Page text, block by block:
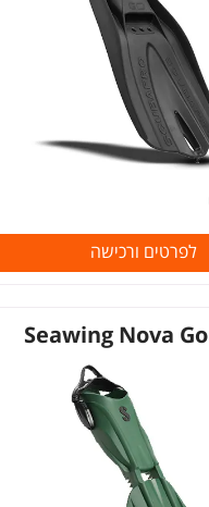
לפרטים ורכישה
Seawing Nova